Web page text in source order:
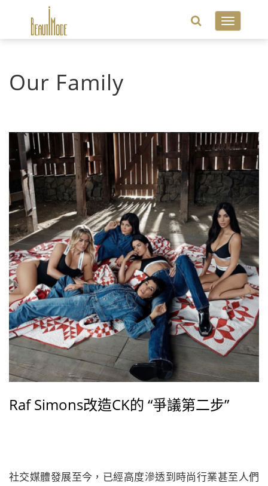
Toggle
Our Family
Raf Simons改造CK的 “爭議第二步”
社交媒體發展至今，已經高度滲透到時尚行業甚至人們